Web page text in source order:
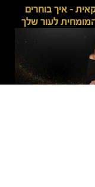
– איך בוחרים
לעור שלך